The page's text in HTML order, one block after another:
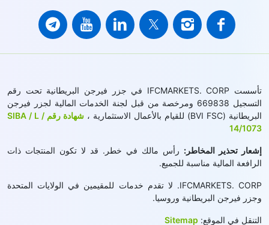
تأسست IFCMARKETS. CORP في جزر فيرجن البريطانية تحت رقم
التسجيل 669838 ومرخصة من قبل لجنة الخدمات المالية لجزر فيرجن
البريطانية (BVI FSC) للقيام بالأعمال الاستثمارية ،
شهادة رقم SIBA / L /
14/1073
إشعار تحذير المخاطر: رأس مالك في خطر. قد لا تكون المنتجات ذات
الرافعة المالية مناسبة للجميع.
IFCMARKETS. CORP. لا تقدم خدمات للمقيمين في الولايات المتحدة
وجزر فيرجن البريطانية وروسيا.
التنقل في الموقع: Sitemap